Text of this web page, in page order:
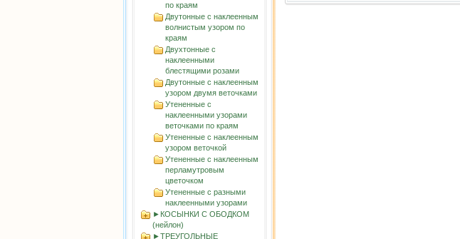
по краям
Двутонные с наклеенным
волнистым узорoм по
краям
Двухтонные с
наклеенными
блестящими розами
Двутонные с наклеенным
узором двумя веточками
Утененные с
наклеенными узорами
веточками по краям
Утененные с наклеенным
узором веточкой
Утененные с наклеенным
перламутровым
цветочком
Утененные с разными
наклеенными узорами
►КОСЫНКИ С ОБОДКОМ
(нейлон)
►ТРЕУГОЛЬНЫЕ